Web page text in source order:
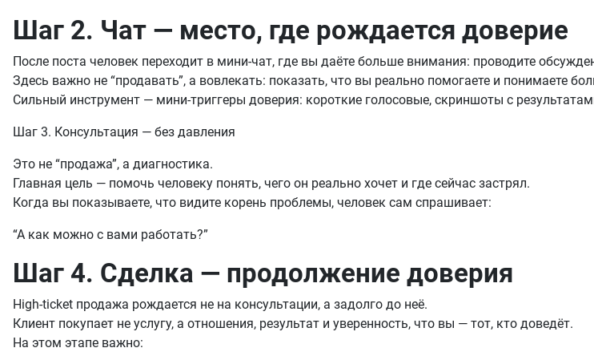
Шаг 2. Чат — место, где рождается доверие
После поста человек переходит в мини-чат, где вы даёте больше внимания: проводите
Здесь важно не “продавать”, а вовлекать: показать, что вы реально помогаете и понимаете
Сильный инструмент — мини-триггеры доверия: короткие голосовые, скриншоты с
Шаг 3. Консультация — без давления
Это не “продажа”, а диагностика.
Главная цель — помочь человеку понять, чего он реально хочет и где сейчас застрял.
Когда вы показываете, что видите корень проблемы, человек сам спрашивает:
“А как можно с вами работать?”
Шаг 4. Сделка — продолжение доверия
High-ticket продажа рождается не на консультации, а задолго до неё.
Клиент покупает не услугу, а отношения, результат и уверенность, что вы — тот, кто доведёт.
На этом этапе важно: